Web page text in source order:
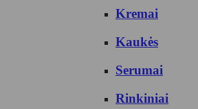
Kremai
Kaukės
Serumai
Rinkiniai